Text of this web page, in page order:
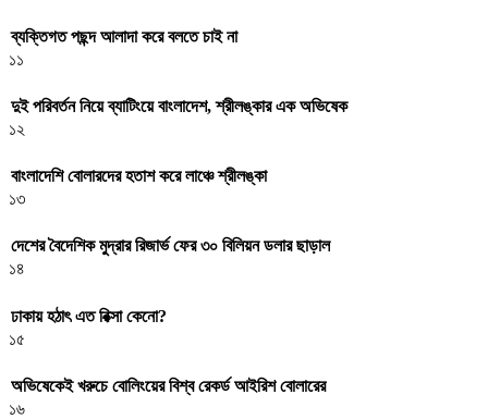
ব্যক্তিগত পছন্দ আলাদা করে বলতে চাই না
১১
দুই পরিবর্তন নিয়ে ব্যাটিংয়ে বাংলাদেশ, শ্রীলঙ্কার এক অভিষেক
১২
বাংলাদেশি বোলারদের হতাশ করে লাঞ্চে শ্রীলঙ্কা
১৩
দেশের বৈদেশিক মুদ্রার রিজার্ভ ফের ৩০ বিলিয়ন ডলার ছাড়াল
১৪
ঢাকায় হঠাৎ এত রিক্সা কেনো?
১৫
অভিষেকেই খরুচে বোলিংয়ের বিশ্ব রেকর্ড আইরিশ বোলারের
১৬